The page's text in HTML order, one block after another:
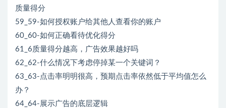
质量得分
59_59-如何授权账户给其他人查看你的账户
60_60-如何正确看待优化得分
61_6质量得分越高，广告效果越好吗
62_62-什么情况下考虑停掉某一个关键词？
63_63-点击率明明很高，预期点击率依然低于平均值怎么
办？
64_64-展示广告的底层逻辑